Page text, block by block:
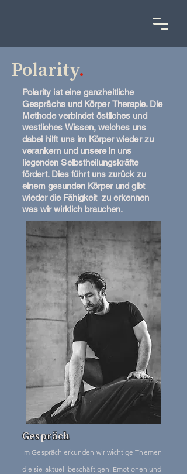
Polarity.
Polarity ist eine ganzheitliche
Gesprächs und KörperTherapie. Die
Methode verbindet östliches und
westliches Wissen, welches uns
dabei hilft uns im Körper wieder zu
verankern und unsere in uns
liegenden Selbstheilungskräfte
fördert. Dies führt uns zurück zu
einem gesunden Körper undgibt
wieder die Fähigkeit zu erkennen
was wir wirklich brauchen.
Gespräch
ImGespräch erkunden wirwichtige Themen
die sie aktuell beschäftigen. Emotionen und